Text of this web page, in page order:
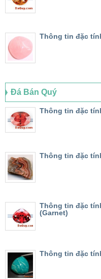
Thông tin đặc
Đá Bán Quý
Thông tin đặc
Thông tin đặc
Thông tin đặc
(Garnet)
Thông tin đặc